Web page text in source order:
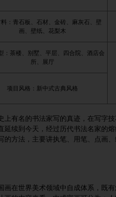
：青石板、石材、金砖、麻灰石、壁
画、壁纸、花梨木
：茶楼、别墅、平层、四合院、酒店会
所、展厅
项目风格：新中式古典风格
名的书法家写的真迹，在写字技
延续到今天，经过历代书法名家的
的方法，主要讲执笔、用笔、点画、
世界美术领域中自成体系，既有